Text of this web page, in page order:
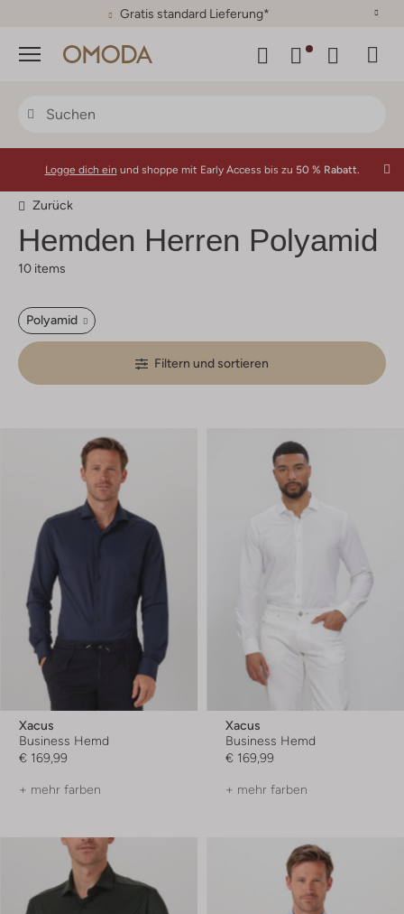
30 Tage Rückgaberecht
Menü
Logge dich ein und shoppe mit Early Access bis zu 50 % Rabatt.
Zurück
Hemden Herren Polyamid
10 items
Polyamid
Filtern und sortieren
Xacus
Business Hemd
€ 169,99
+ mehr farben
Xacus
Business Hemd
€ 169,99
+ mehr farben